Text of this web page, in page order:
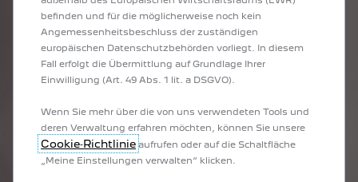
SIND
MIT DEM PEUGEOT I-
COCKPIT® AUSGESTATTET
befinden und für die möglicherweise noch kein
Angemessenheitsbeschluss der zuständigen
europäischen Datenschutzbehörden vorliegt. In diesem
Fall erfolgt die Übermittlung auf Grundlage Ihrer
Einwilligung (Art. 49 Abs. 1 lit. a DSGVO).
Wenn Sie mehr über die von uns verwendeten Tools und
deren Verwaltung erfahren möchten, können Sie unsere
Cookie‑Richtlinie aufrufen oder auf die Schaltfläche
„Meine Einstellungen verwalten“ klicken.